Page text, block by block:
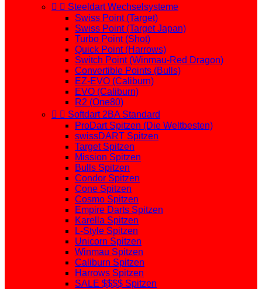
  Steeldart Wechselsysteme
Swiss Point (Target)
Swiss Point (Target Japan)
Turbo Point (Shot)
Quick Point (Harrows)
Switch Point (Winmau-Red Dragon)
Convertible Points (Bulls)
EZ-EVO (Caliburn)
EVO (Caliburn)
R2 (One80)
  Softdart 2BA Standard
ProDart Spitzen (Die Weltbesten)
swissDART Spitzen
Target Spitzen
Mission Spitzen
Bulls Spitzen
Condor Spitzen
Cone Spitzen
Cosmo Spitzen
Empire Darts Spitzen
Karella Spitzen
L-Style Spitzen
Unicorn Spitzen
Winmau Spitzen
Caliburn Spitzen
Harrows Spitzen
SALE $$$$ Spitzen